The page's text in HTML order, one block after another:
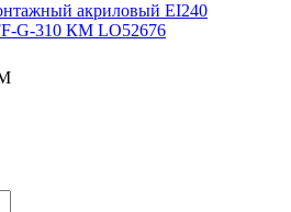
акриловый EI240
G-310 КМ LO52676